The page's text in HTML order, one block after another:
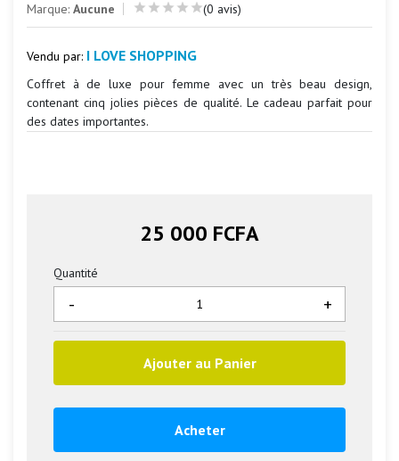
Marque: Aucune (0 avis)
Vendu par: I LOVE SHOPPING
Coffret à de luxe pour femme avec un très beau design,
contenant cinq jolies pièces de qualité. Le cadeau parfait pour
des dates importantes.
25 000 FCFA
Quantité
+
-
Ajouter au Panier
Acheter